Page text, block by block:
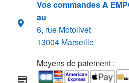
Vos commandes A
au
6, rue Motolivet
13004 Marseille
Moyens de paiement :